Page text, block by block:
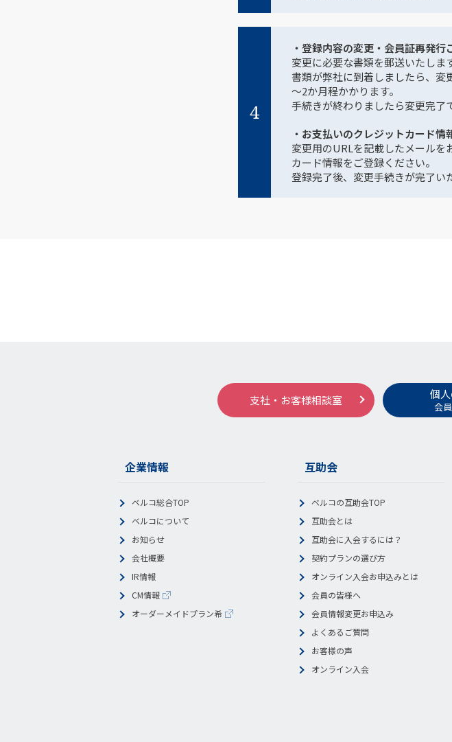
4
・登録内容の変更・会員証再発行
変更に必要な書類を郵送いたしま
書類が弊社に到着しましたら、変
～2か月程かかります。
手続きが終わりましたら変更完了
・お支払いのクレジットカード情
変更用のURLを記載したメールを
カード情報をご登録ください。
登録完了後、変更手続きが完了い
支社・お客様相談室 個
会
企業情報
ベルコ総合TOP
ベルコについて
お知らせ
会社概要
IR情報
CM情報
オーダーメイドプラン希
互助会
ベルコの互助会TOP
互助会とは
互助会に入会するには？
契約プランの選び方
オンライン入会お申込みとは
会員の皆様へ
会員情報変更お申込み
よくあるご質問
お客様の声
オンライン入会